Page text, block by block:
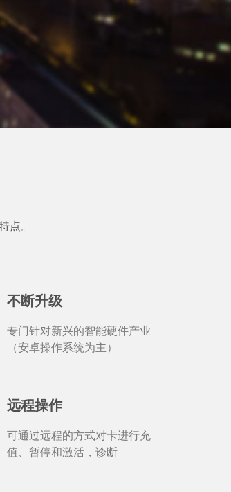
。
不断升级
专门针对新兴的智能硬件产业
（安卓操作系统为主）
远程操作
可通过远程的方式对卡进行充
值、暂停和激活，诊断